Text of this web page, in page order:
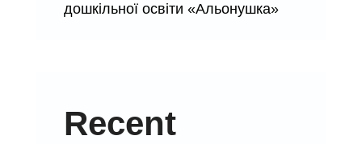
дошкільної освіти «Альонушка»
Recent